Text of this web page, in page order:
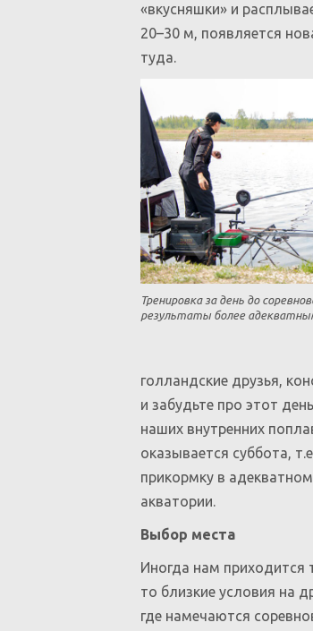
«вкусняшки» и
20–30 м, появляется
туда.
Тренировка за день до
результаты более
голландские друзья,
и забудьте про этот
наших внутренних
оказывается суббота,
прикормку в
акватории.
Выбор места
Иногда нам приходится
то близкие условия на
где намечаются